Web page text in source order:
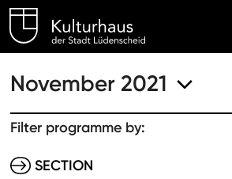
November 2021
Filter programme by:
SECTION